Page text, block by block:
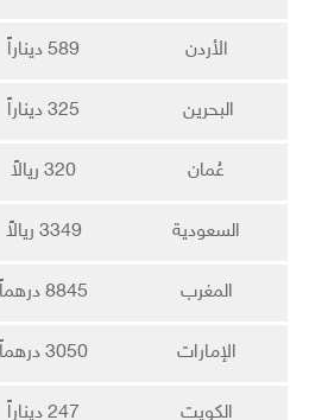
الأردن 589 ديناراً
البحرين 325 ديناراً
عُمان 320 ريالاً
السعودية 3349 ريالاً
المغرب 8845 درهماً
الإمارات 3050 درهماً
الكويت 247 ديناراً